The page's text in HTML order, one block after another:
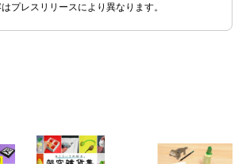
プレスリリースにより異なります。